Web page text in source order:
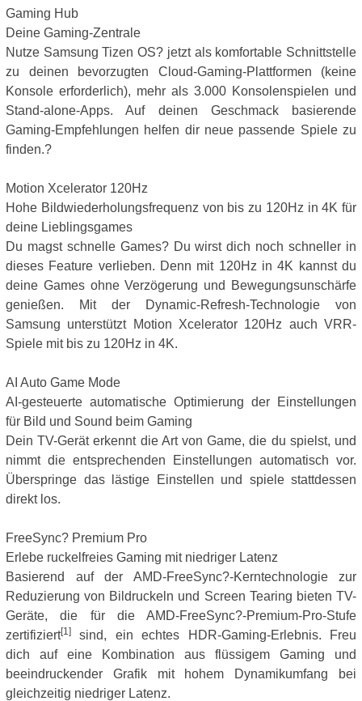
Gaming Hub
Deine Gaming-Zentrale
Nutze Samsung Tizen OS? jetzt als komfortable Schnittstelle
zu deinen bevorzugten Cloud-Gaming-Plattformen (keine
Konsole erforderlich), mehr als 3.000 Konsolenspielen und
Stand-alone-Apps. Auf deinen Geschmack basierende
Gaming-Empfehlungen helfen dir neue passende Spiele zu
finden.?
Motion Xcelerator 120Hz
Hohe Bildwiederholungsfrequenz von bis zu 120Hz in 4K für
deine Lieblingsgames
Du magst schnelle Games? Du wirst dich noch schneller in
dieses Feature verlieben. Denn mit 120Hz in 4K kannst du
deine Games ohne Verzögerung und Bewegungsunschärfe
genießen. Mit der Dynamic-Refresh-Technologie von
Samsung unterstützt Motion Xcelerator 120Hz auch VRR-
Spiele mit bis zu 120Hz in 4K.
AI Auto Game Mode
AI-gesteuerte automatische Optimierung der Einstellungen
für Bild und Sound beim Gaming
Dein TV-Gerät erkennt die Art von Game, die du spielst, und
nimmt die entsprechenden Einstellungen automatisch vor.
Überspringe das lästige Einstellen und spiele stattdessen
direkt los.
FreeSync? Premium Pro
Erlebe ruckelfreies Gaming mit niedriger Latenz
Basierend auf der AMD-FreeSync?-Kerntechnologie zur
Reduzierung von Bildruckeln und Screen Tearing bieten TV-
Geräte, die für die AMD-FreeSync?-Premium-Pro-Stufe
zertifiziert[1]
sind, ein echtes HDR-Gaming-Erlebnis. Freu
dich auf eine Kombination aus flüssigem Gaming und
beeindruckender Grafik mit hohem Dynamikumfang bei
gleichzeitig niedriger Latenz.